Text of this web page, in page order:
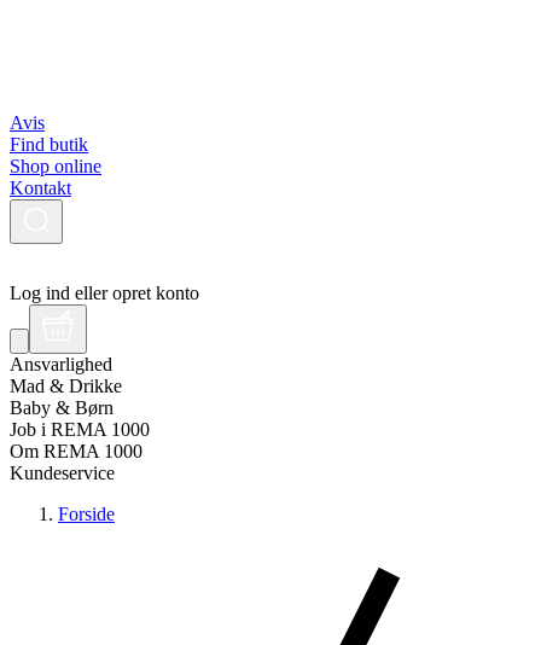
Avis
Find butik
Shop online
Kontakt
Log ind eller opret konto
Ansvarlighed
Mad & Drikke
Baby & Børn
Job i REMA 1000
Om REMA 1000
Kundeservice
Forside